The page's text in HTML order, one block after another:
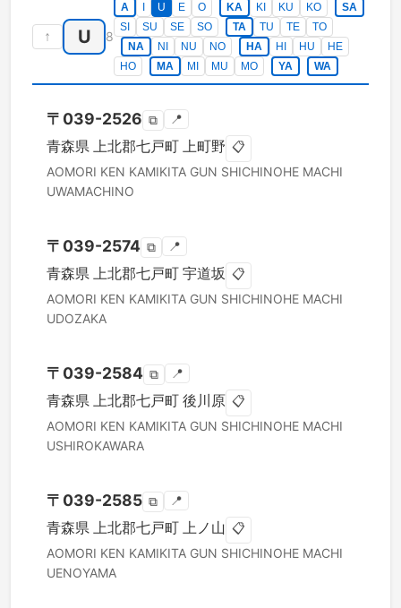
↑ U 8
A U E O KA KI KU KO
SA
SI
SU SE SO TA TU TE
TO
NA
NI NU NO HA HI HU
HE
HO
MA MI MU MO YA WA
〒 039-2526 ⧉ 📍
青森県 上北郡七戸町 上町野 📋
AOMORI KEN KAMIKITA GUN SHICHINOHE MACHI
UWAMACHINO
〒 039-2574 ⧉ 📍
青森県 上北郡七戸町 宇道坂 📋
AOMORI KEN KAMIKITA GUN SHICHINOHE MACHI
UDOZAKA
〒 039-2584 ⧉ 📍
青森県 上北郡七戸町 後川原 📋
AOMORI KEN KAMIKITA GUN SHICHINOHE MACHI
USHIROKAWARA
〒 039-2585 ⧉ 📍
青森県 上北郡七戸町 上ノ山 📋
AOMORI KEN KAMIKITA GUN SHICHINOHE MACHI
UENOYAMA